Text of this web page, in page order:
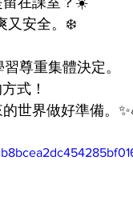
又安全。❄️
尊重集體決定。
式！
世界做好準備。